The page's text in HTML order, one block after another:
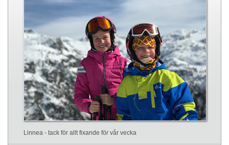
Linnea - tack för allt fixande för vår vecka